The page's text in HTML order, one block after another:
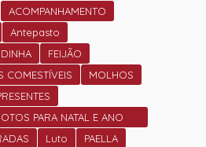
ACOMPANHAMENTO
Antepasto
FEIJÃO
COMESTÍVEIS
MOLHOS
PARA NATAL E ANO
NOVO Luto
PAELLA